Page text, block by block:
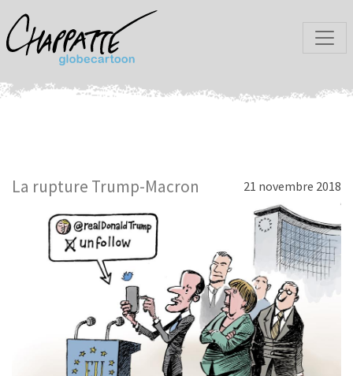
La rupture Trump-Macron 21 novembre 2018